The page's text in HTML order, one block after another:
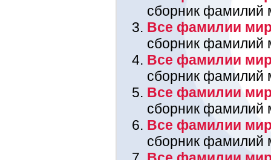
сборник фамилий
Все фамилии
сборник фамилий
Все фамилии
сборник фамилий
Все фамилии
сборник фамилий
Все фамилии
сборник фамилий